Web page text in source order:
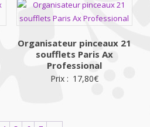
Organisateur pinceaux 21
soufflets Paris Ax
Professional
Prix : 17,80€